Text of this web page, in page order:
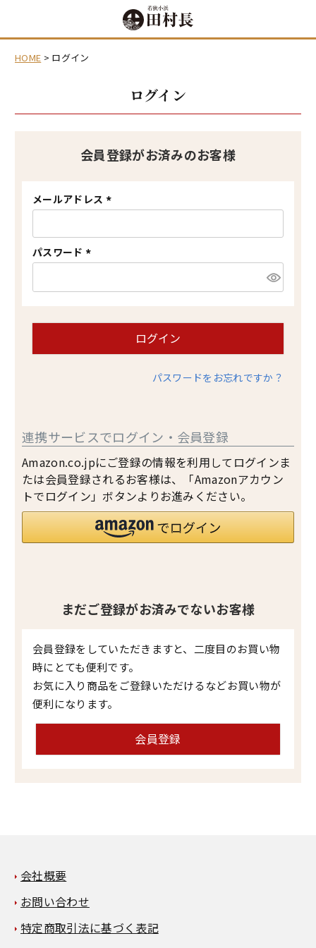
HOME ログイン
ログイン
会員登録がお済みのお客様
メールアドレス
(
須
パスワード
(
須
ログイン
パスワードをお忘れですか？
連携サービスでログイン・会員登録
Amazon.co.jpにご登録の情報を利用してログインま
たは会員登録されるお客様は、「Amazonアカウン
トでログイン」ボタンよりお進みください。
まだご登録がお済みでないお客様
会員登録をしていただきますと、二度目のお買い物
時にとても便利です。
お気に入り商品をご登録いただけるなどお買い物が
便利になります。
会員登録
会社概要
お問い合わせ
特定商取引法に基づく表記